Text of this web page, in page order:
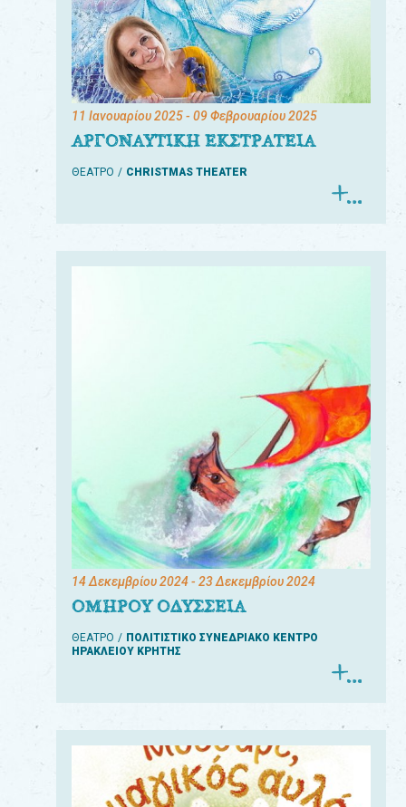
11 Ιανουαρίου 2025- 09 Φεβρουαρίου 2025
ΑΡΓΟΝΑΥΤΙΚΗ ΕΚΣΤΡΑΤΕΙΑ
ΘΕΑΤΡΟ CHRISTMAS THEATER
14 Δεκεμβρίου 2024- 23 Δεκεμβρίου 2024
ΟΜΗΡΟΥ ΟΔΥΣΣΕΙΑ
ΘΕΑΤΡΟ
ΠΟΛΙΤΙΣΤΙΚΟ ΣΥΝΕΔΡΙΑΚΟ ΚΕΝΤΡΟ
ΗΡΑΚΛΕΙΟΥ ΚΡΗΤΗΣ